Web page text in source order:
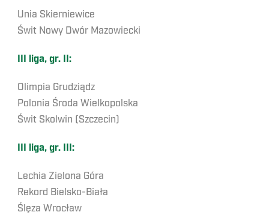
Unia Skierniewice
Świt Nowy Dwór Mazowiecki
III liga, gr. II:
Olimpia Grudziądz
Polonia Środa Wielkopolska
Świt Skolwin (Szczecin)
III liga, gr. III:
Lechia Zielona Góra
Rekord Bielsko-Biała
Ślęza Wrocław